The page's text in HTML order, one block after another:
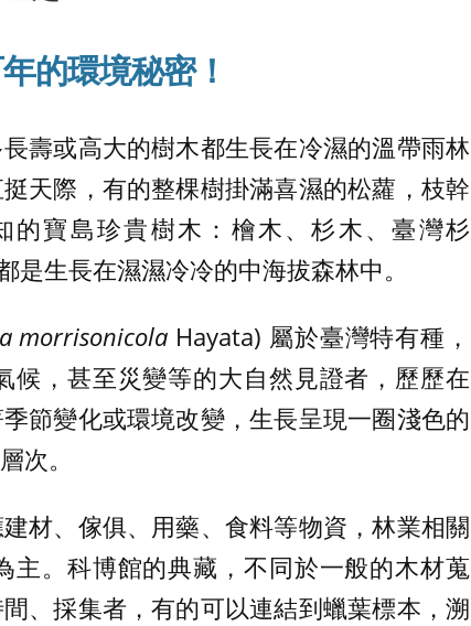
的環境秘密！
壽或高大的樹木都生長在冷濕的溫帶雨林
天際，有的整棵樹掛滿喜濕的松蘿，枝幹
寶島珍貴樹木：檜木、杉木、臺灣杉
是生長在濕濕冷冷的中海拔森林中。
morrisonicola Hayata) 屬於臺灣特有種，
，甚至災變等的大自然見證者，歷歷在
節變化或環境改變，生長呈現一圈淺色的
次。
材、傢俱、用藥、食料等物資，林業相關
。科博館的典藏，不同於一般的木材蒐
、採集者，有的可以連結到蠟葉標本，溯